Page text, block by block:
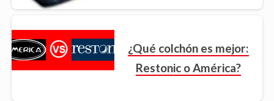
¿Qué colchón es mejor:
Restonic o América?